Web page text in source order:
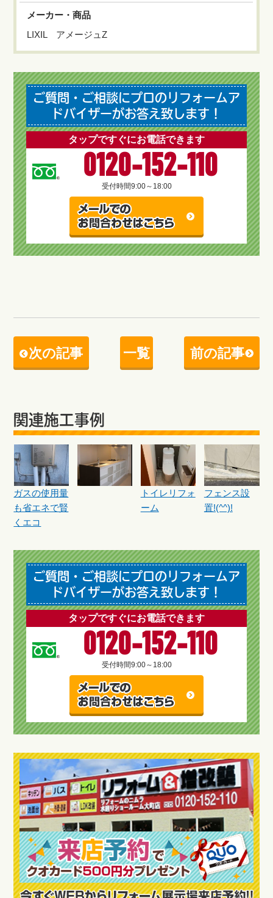
メーカー・商品
LIXIL アメージュZ
ご質問・ご相談にプロのリフォームア
ドバイザーがお答え致します！
タップですぐにお電話できます
0120-152-110
受付時間9:00～18:00
次の記事 一覧 前の記事
関連施工事例
ガスの使用量
も省エネで賢
くエコ
トイレリフォ
ーム
フェンス設
置!(^^)!
ご質問・ご相談にプロのリフォームア
ドバイザーがお答え致します！
タップですぐにお電話できます
0120-152-110
受付時間9:00～18:00